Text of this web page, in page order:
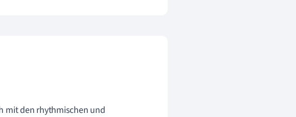
mit den rhythmischen und